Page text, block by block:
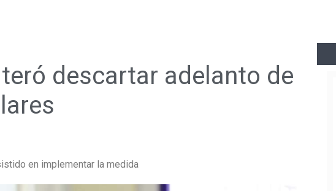
descartar adelanto de
en implementar la medida